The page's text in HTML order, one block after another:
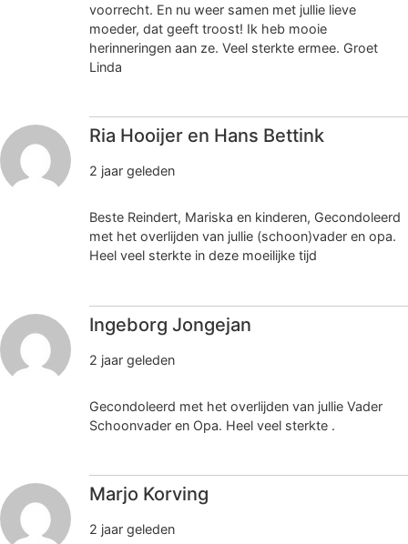
voorrecht. En nu weer samen met jullie lieve
moeder, dat geeft troost! Ik heb mooie
herinneringen aan ze. Veel sterkte ermee. Groet
Linda
Ria Hooijer en Hans Bettink
2 jaar geleden
Beste Reindert, Mariska en kinderen, Gecondoleerd
met het overlijden van jullie (schoon)vader en opa.
Heel veel sterkte in deze moeilijke tijd
Ingeborg Jongejan
2 jaar geleden
Gecondoleerd met het overlijden van jullie Vader
Schoonvader en Opa. Heel veel sterkte .
Marjo Korving
2 jaar geleden